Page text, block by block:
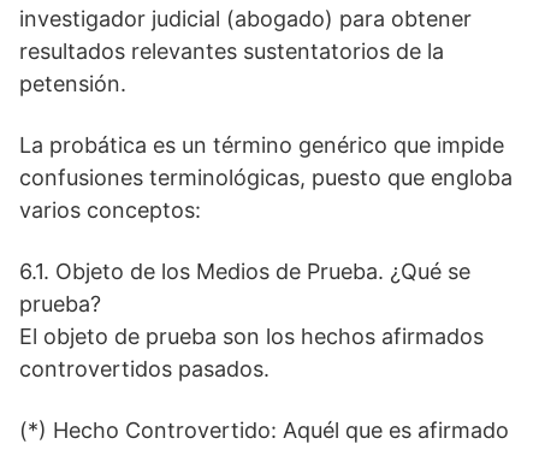
investigador judicial (abogado) para obtener
resultados relevantes sustentatorios de la
petensión.
La probática es un término genérico que impide
confusiones terminológicas, puesto que engloba
varios conceptos:
6.1. Objeto de los Medios de Prueba. ¿Qué se
prueba?
El objeto de prueba son los hechos afirmados
controvertidos pasados.
(*) Hecho Controvertido: Aquél que es afirmado